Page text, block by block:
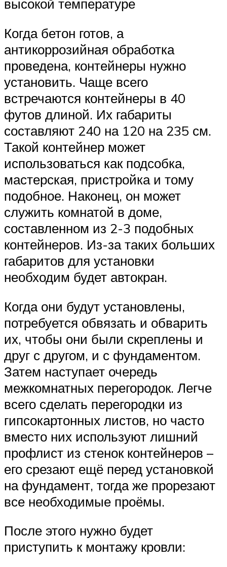
высокой температуре
Когда бетон готов, а
антикоррозийная обработка
проведена, контейнеры нужно
установить. Чаще всего
встречаются контейнеры в 40
футов длиной. Их габариты
составляют 240 на 120 на 235 см.
Такой контейнер может
использоваться как подсобка,
мастерская, пристройка и тому
подобное. Наконец, он может
служить комнатой в доме,
составленном из 2-3 подобных
контейнеров. Из-за таких больших
габаритов для установки
необходим будет автокран.
Когда они будут установлены,
потребуется обвязать и обварить
их, чтобы они были скреплены и
друг с другом, и с фундаментом.
Затем наступает очередь
межкомнатных перегородок. Легче
всего сделать перегородки из
гипсокартонных листов, но часто
вместо них используют лишний
профлист из стенок контейнеров –
его срезают ещё перед установкой
на фундамент, тогда же прорезают
все необходимые проёмы.
После этого нужно будет
приступить к монтажу кровли: